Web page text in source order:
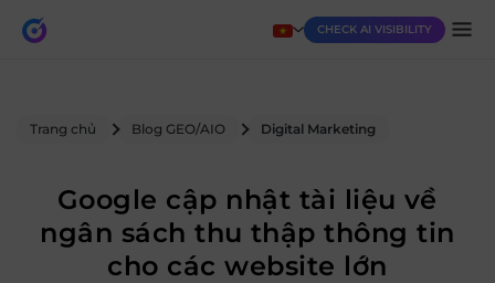
CHECK AI VISIBILITY
Trang chủ Blog GEO/AIO Digital Marketing
Google cập nhật tài liệu về
ngân sách thu thập thông tin
cho các website lớn